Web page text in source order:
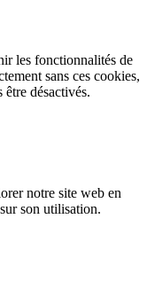
les fonctionnalités de
sans ces cookies,
désactivés.
notre site web en
son utilisation.